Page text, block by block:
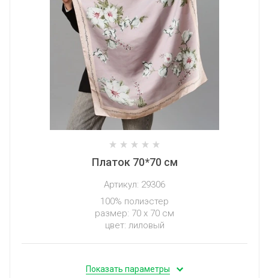
Платок 70*70 см
Артикул: 29306
100% полиэстер
размер: 70 х 70 см
цвет: лиловый
Показать параметры